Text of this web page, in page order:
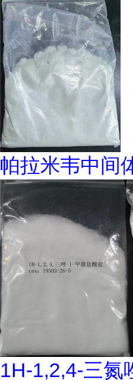
帕拉米韦中间
1H-1,2,4-三氮